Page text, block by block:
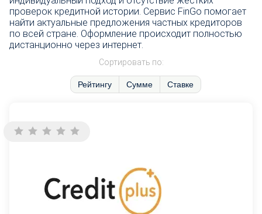
проверок кредитной истории. Сервис FinGo помогает
найти актуальные предложения частных кредиторов
по всей стране. Оформление происходит полностью
дистанционно через интернет.
Сортировать по:
Рейтингу Сумме Ставке